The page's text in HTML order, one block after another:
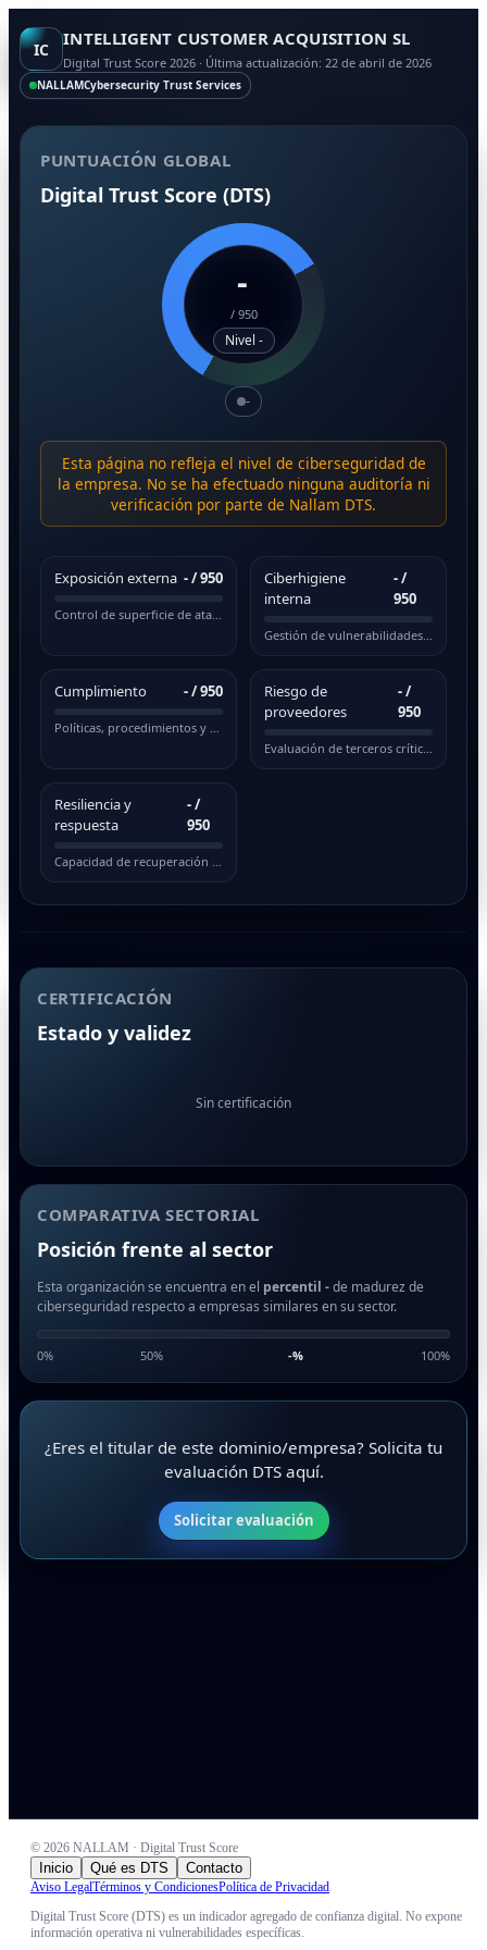
IC INTELLIGENT CUSTOMER ACQUISITION SL
Digital Trust Score 2026 · Última actualización: 22 de abril de 2026
NALLAMCybersecurity Trust Services
PUNTUACIÓN GLOBAL
Digital Trust Score (DTS)
-
/ 950
Nivel -
-
Esta página no refleja el nivel de ciberseguridad de
la empresa. No se ha efectuado ninguna auditoría ni
verificación por parte de Nallam DTS.
Exposición externa -/ 950
Control de superficie de ataque pública
Ciberhigiene
interna
-/
950
Gestión de vulnerabilidades y actualizaciones
Cumplimiento -/ 950
Políticas, procedimientos y normativas
Riesgo de
proveedores
-/
950
Evaluación de terceros críticos
Resiliencia y
respuesta
-/
950
Capacidad de recuperación ante incidentes
CERTIFICACIÓN
Estado y validez
Sin certificación
COMPARATIVA SECTORIAL
Posición frente al sector
Esta organización se encuentra en el percentil -de madurez de
ciberseguridad respecto a empresas similares en su sector.
0% 50% -% 100%
¿Eres el titular de este dominio/empresa? Solicita tu
evaluación DTS aquí.
Solicitar evaluación
© 2026 NALLAM · Digital Trust Score
Inicio Qué es DTS Contacto
Aviso LegalTérminos y CondicionesPolítica de Privacidad
Digital Trust Score (DTS) es un indicador agregado de confianza digital. No expone
información operativa ni vulnerabilidades específicas.